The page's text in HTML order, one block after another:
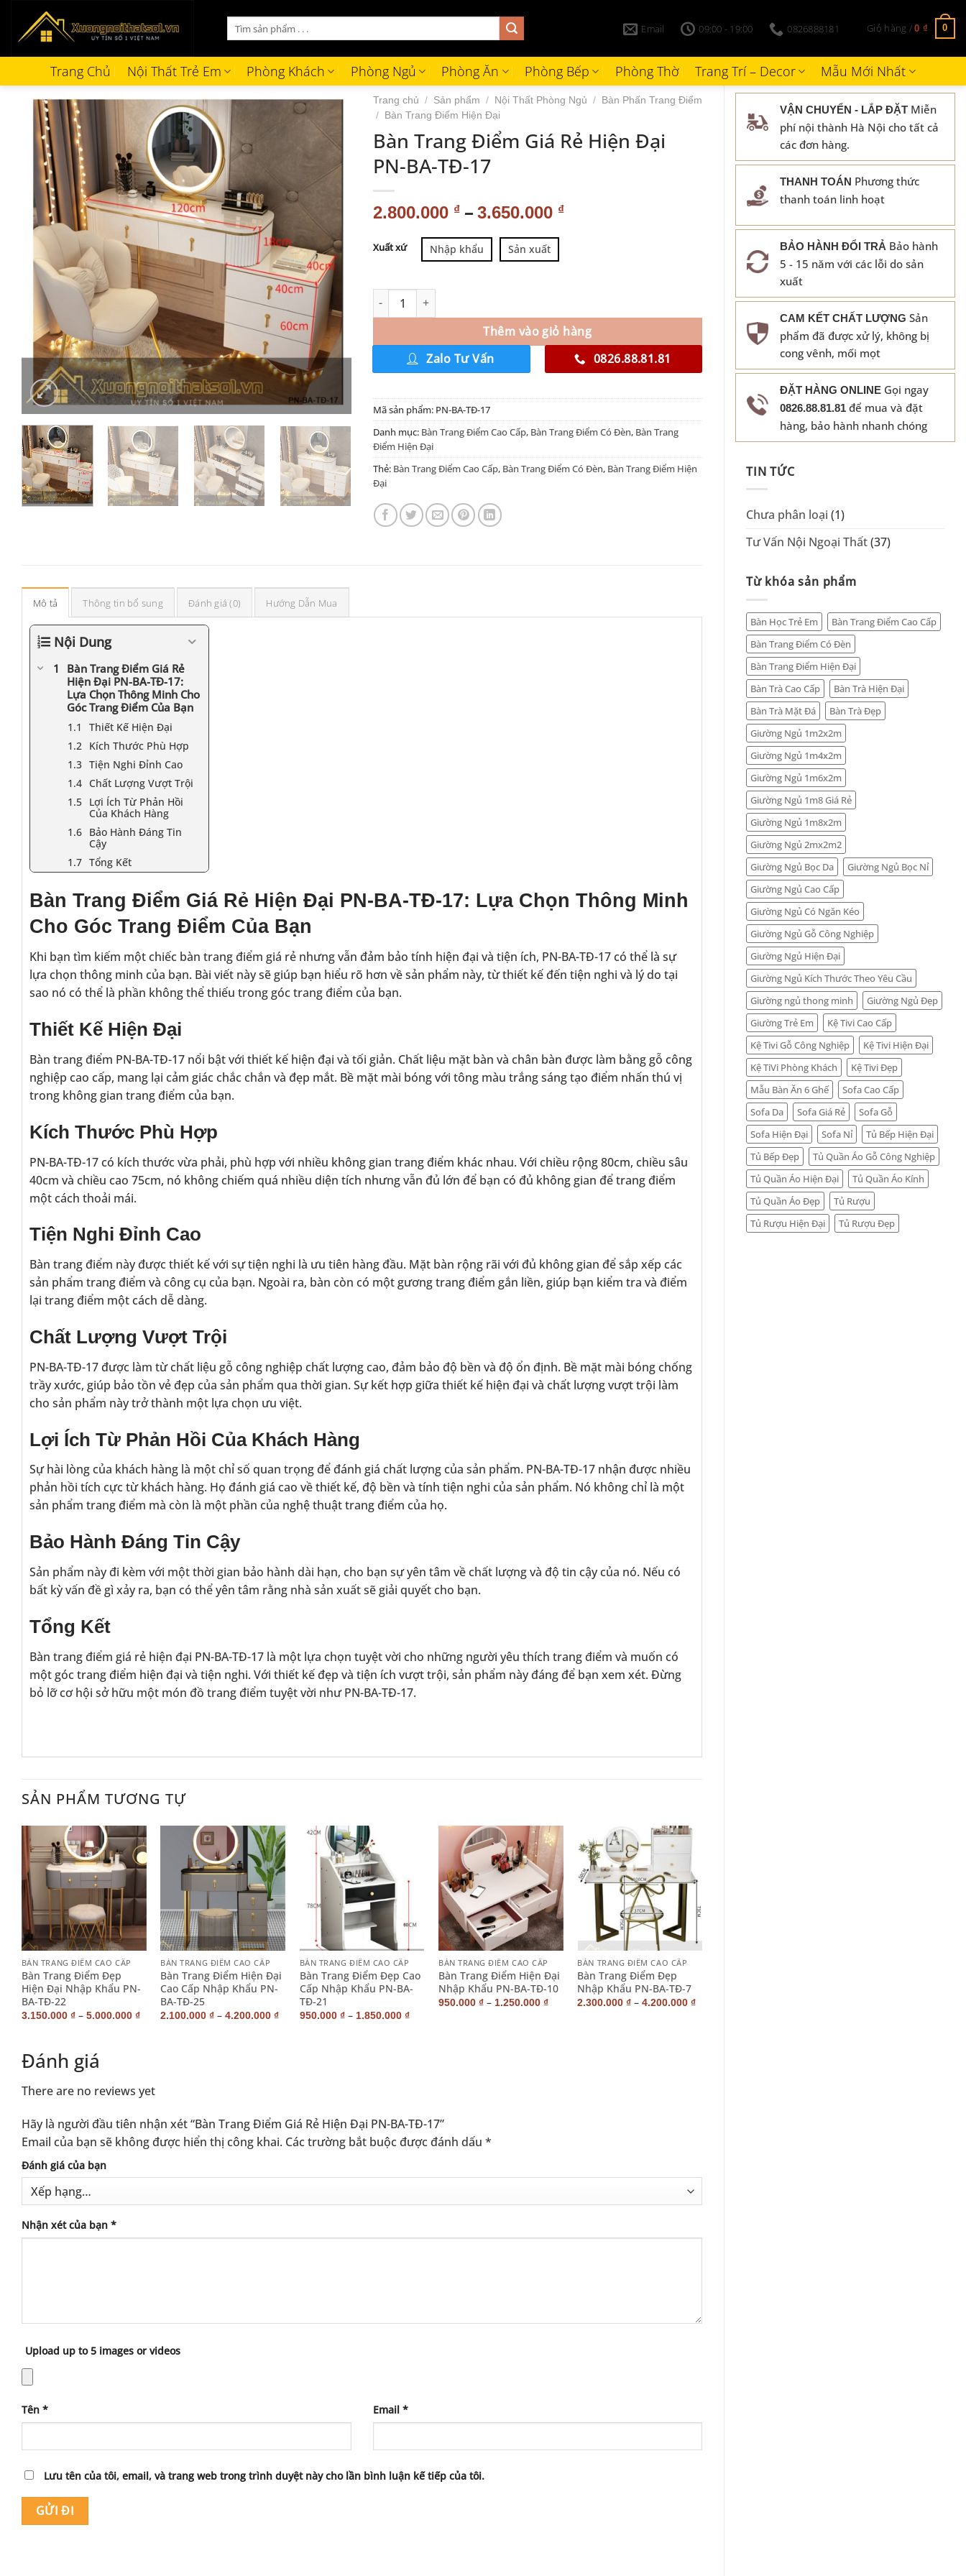
Tìm
kiếm:
Email 09:00 - 19:00 0826888181 Giỏ hàng /0 ₫ 0
Trang Chủ Nội Thất Trẻ Em Phòng Khách Phòng Ngủ Phòng Ăn Phòng Bếp Phòng Thờ Trang Trí – Decor Mẫu Mới Nhất
VẬN CHUYỂN - LẮP ĐẶT Miễn
phí nội thành Hà Nội cho tất cả
các đơn hàng.
THANH TOÁN Phương thức
thanh toán linh hoạt
BẢO HÀNH ĐỔI TRẢ Bảo hành
5 - 15 năm với các lỗi do sản
xuất
CAM KẾT CHẤT LƯỢNG Sản
phẩm đã được xử lý, không bị
cong vênh, mối mọt
ĐẶT HÀNG ONLINE Gọi ngay
0826.88.81.81 để mua và đặt
hàng, bảo hành nhanh chóng
TIN TỨC
Chưa phân loại (1)
Tư Vấn Nội Ngoại Thất(37)
Từ khóa sản phẩm
Bàn Học Trẻ Em
Bàn Trang Điểm Cao Cấp
Bàn Trang Điểm Có Đèn
Bàn Trang Điểm Hiện Đại
Bàn Trà Cao Cấp
Bàn Trà Hiện Đại
Bàn Trà Mặt Đá
Bàn Trà Đẹp
Giường Ngủ 1m2x2m
Giường Ngủ 1m4x2m
Giường Ngủ 1m6x2m
Giường Ngủ 1m8 Giá Rẻ
Giường Ngủ 1m8x2m
Giường Ngủ 2mx2m2
Giường Ngủ Bọc Da
Giường Ngủ Bọc Nỉ
Giường Ngủ Cao Cấp
Giường Ngủ Có Ngăn Kéo
Giường Ngủ Gỗ Công Nghiệp
Giường Ngủ Hiện Đại
Giường Ngủ Kích Thước Theo Yêu Cầu
Giường ngủ thong minh
Giường Ngủ Đẹp
Giường Trẻ Em
Kệ Tivi Cao Cấp
Kệ Tivi Gỗ Công Nghiệp
Kệ Tivi Hiện Đại
Kệ TiVi Phòng Khách
Kệ Tivi Đẹp
Mẫu Bàn Ăn 6 Ghế
Sofa Cao Cấp
Sofa Da
Sofa Giá Rẻ
Sofa Gỗ
Sofa Hiện Đại
Sofa Nỉ
Tủ Bếp Hiện Đại
Tủ Bếp Đẹp
Tủ Quần Áo Gỗ Công Nghiệp
Tủ Quần Áo Hiện Đại
Tủ Quần Áo Kính
Tủ Quần Áo Đẹp
Tủ Rượu
Tủ Rượu Hiện Đại
Tủ Rượu Đẹp
Trang chủ / Sản phẩm / Nội Thất Phòng Ngủ /
Bàn Phấn Trang Điểm
/
Bàn Trang Điểm Hiện Đại
Bàn Trang Điểm Giá Rẻ Hiện Đại
PN-BA-TĐ-17
2.800.000 ₫– 3.650.000 ₫
Xuất xứ Nhập khẩu Sản xuất
Thêm vào giỏ hàng
Alternative:
Zalo Tư Vấn 0826.88.81.81
Mã sản phẩm: PN-BA-TĐ-17
Danh mục: Bàn Trang Điểm Cao Cấp, Bàn Trang Điểm Có Đèn, Bàn Trang
Điểm Hiện Đại
Thẻ: Bàn Trang Điểm Cao Cấp, Bàn Trang Điểm Có Đèn, Bàn Trang Điểm Hiện
Đại
Mô tả Thông tin bổ sung Đánh giá (0) Hướng Dẫn Mua
Nội Dung
Bàn Trang Điểm Giá Rẻ
Hiện Đại PN-BA-TĐ-17:
Lựa Chọn Thông Minh Cho
Góc Trang Điểm Của Bạn
Thiết Kế Hiện Đại
Kích Thước Phù Hợp
Tiện Nghi Đỉnh Cao
Chất Lượng Vượt Trội
Lợi Ích Từ Phản Hồi
Của Khách Hàng
Bảo Hành Đáng Tin
Cậy
Tổng Kết
Bàn Trang Điểm Giá Rẻ Hiện Đại PN-BA-TĐ-17: Lựa Chọn Thông Minh
Cho Góc Trang Điểm Của Bạn
Khi bạn tìm kiếm một chiếc bàn trang điểm giá rẻ nhưng vẫn đảm bảo tính hiện đại và tiện ích, PN-BA-TĐ-17 có thể là sự
lựa chọn thông minh của bạn. Bài viết này sẽ giúp bạn hiểu rõ hơn về sản phẩm này, từ thiết kế đến tiện nghi và lý do tại
sao nó có thể là phần không thể thiếu trong góc trang điểm của bạn.
Thiết Kế Hiện Đại
Bàn trang điểm PN-BA-TĐ-17 nổi bật với thiết kế hiện đại và tối giản. Chất liệu mặt bàn và chân bàn được làm bằng gỗ công
nghiệp cao cấp, mang lại cảm giác chắc chắn và đẹp mắt. Bề mặt mài bóng với tông màu trắng sáng tạo điểm nhấn thú vị
trong không gian trang điểm của bạn.
Kích Thước Phù Hợp
PN-BA-TĐ-17 có kích thước vừa phải, phù hợp với nhiều không gian trang điểm khác nhau. Với chiều rộng 80cm, chiều sâu
40cm và chiều cao 75cm, nó không chiếm quá nhiều diện tích nhưng vẫn đủ lớn để bạn có đủ không gian để trang điểm
một cách thoải mái.
Tiện Nghi Đỉnh Cao
Bàn trang điểm này được thiết kế với sự tiện nghi là ưu tiên hàng đầu. Mặt bàn rộng rãi với đủ không gian để sắp xếp các
sản phẩm trang điểm và công cụ của bạn. Ngoài ra, bàn còn có một gương trang điểm gắn liền, giúp bạn kiểm tra và điểm
lại trang điểm một cách dễ dàng.
Chất Lượng Vượt Trội
PN-BA-TĐ-17 được làm từ chất liệu gỗ công nghiệp chất lượng cao, đảm bảo độ bền và độ ổn định. Bề mặt mài bóng chống
trầy xước, giúp bảo tồn vẻ đẹp của sản phẩm qua thời gian. Sự kết hợp giữa thiết kế hiện đại và chất lượng vượt trội làm
cho sản phẩm này trở thành một lựa chọn ưu việt.
Lợi Ích Từ Phản Hồi Của Khách Hàng
Sự hài lòng của khách hàng là một chỉ số quan trọng để đánh giá chất lượng của sản phẩm. PN-BA-TĐ-17 nhận được nhiều
phản hồi tích cực từ khách hàng. Họ đánh giá cao về thiết kế, độ bền và tính tiện nghi của sản phẩm. Nó không chỉ là một
sản phẩm trang điểm mà còn là một phần của nghệ thuật trang điểm của họ.
Bảo Hành Đáng Tin Cậy
Sản phẩm này đi kèm với một thời gian bảo hành dài hạn, cho bạn sự yên tâm về chất lượng và độ tin cậy của nó. Nếu có
bất kỳ vấn đề gì xảy ra, bạn có thể yên tâm rằng nhà sản xuất sẽ giải quyết cho bạn.
Tổng Kết
Bàn trang điểm giá rẻ hiện đại PN-BA-TĐ-17 là một lựa chọn tuyệt vời cho những người yêu thích trang điểm và muốn có
một góc trang điểm hiện đại và tiện nghi. Với thiết kế đẹp và tiện ích vượt trội, sản phẩm này đáng để bạn xem xét. Đừng
bỏ lỡ cơ hội sở hữu một món đồ trang điểm tuyệt vời như PN-BA-TĐ-17.
SẢN PHẨM TƯƠNG TỰ
BÀN TRANG ĐIỂM CAO CẤP
Bàn Trang Điểm Đẹp
Hiện Đại Nhập Khẩu PN-
BA-TĐ-22
3.150.000 ₫– 5.000.000 ₫
+
BÀN TRANG ĐIỂM CAO CẤP
Bàn Trang Điểm Hiện Đại
Cao Cấp Nhập Khẩu PN-
BA-TĐ-25
2.100.000₫ –4.200.000₫
BÀN TRANG ĐIỂM CAO CẤP
Bàn Trang Điểm Đẹp Cao
Cấp Nhập Khẩu PN-BA-
TĐ-21
950.000 ₫– 1.850.000 ₫
+
BÀN TRANG ĐIỂM CAO CẤP
Bàn Trang Điểm Hiện Đại
Nhập Khẩu PN-BA-TĐ-10
950.000 ₫– 1.250.000 ₫
+
BÀN TRANG ĐIỂM CAO CẤP
Bàn Trang Điểm Đẹp
Nhập Khẩu PN-BA-TĐ-7
2.300.000₫ –4.200.000₫
Đánh giá
There are no reviews yet
Hãy là người đầu tiên nhận xét “Bàn Trang Điểm Giá Rẻ Hiện Đại PN-BA-TĐ-17”
Email của bạn sẽ không được hiển thị công khai. Các trường bắt buộc được đánh dấu *
Đánh giá của bạn
Nhận xét của bạn *
Upload up to 5 images or videos
Tên * Email *
Lưu tên của tôi, email, và trang web trong trình duyệt này cho lần bình luận kế tiếp của tôi.
Alternative: